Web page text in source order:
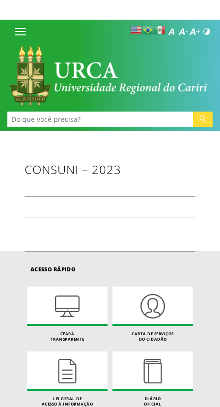
CONSUNI – 2023
ACESSO RÁPIDO
CEARÁ
TRANSPARENTE
CARTA DE SERVIÇOS
DO CIDADÃO
LEI GERAL DE
ACESSO À INFORMAÇÃO
DIÁRIO
OFICIAL